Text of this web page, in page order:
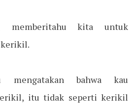
memberitahu kita untuk
kerikil.
mengatakan bahwa kau
itu tidak seperti kerikil